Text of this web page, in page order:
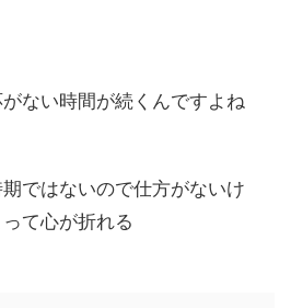
ない時間が続くんですよね
ではないので仕方がないけ
て心が折れる